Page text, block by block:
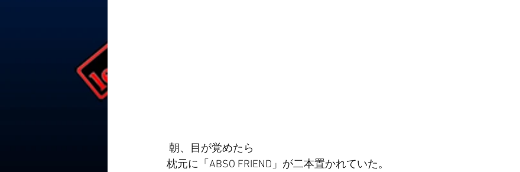
朝、目が覚めたら
枕元に「ABSO FRIEND」が二本置かれていた。